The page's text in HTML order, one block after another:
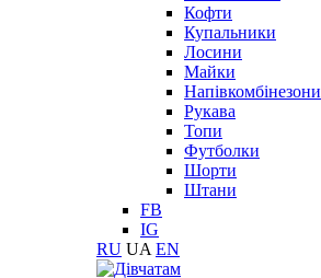
Кофти
Купальники
Лосини
Майки
Напівкомбінезони
Рукава
Топи
Футболки
Шорти
Штани
FB
IG
RU UA EN